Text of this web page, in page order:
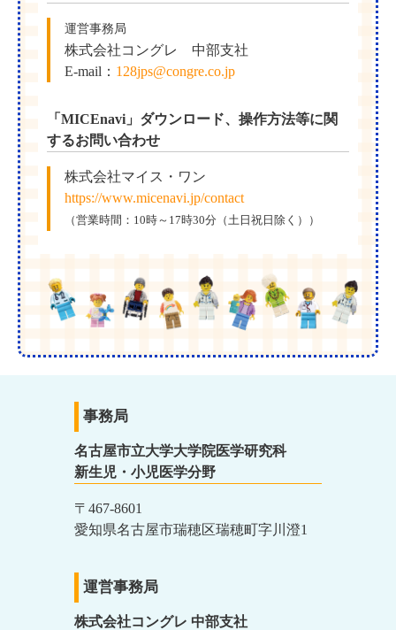
運営事務局
株式会社コングレ 中部支社
E-mail： 128jps@congre.co.jp
「MICEnavi」ダウンロード、操作方法等に関
するお問い合わせ
株式会社マイス・ワン
https://www.micenavi.jp/contact
（営業時間：10時～17時30分（土日祝日除く））
事務局
名古屋市立大学大学院医学研究科
新生児・小児医学分野
〒467-8601
愛知県名古屋市瑞穂区瑞穂町字川澄1
運営事務局
株式会社コングレ 中部支社